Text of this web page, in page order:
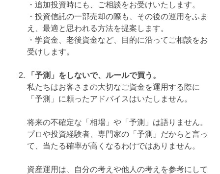
・追加投資時にも、ご相談をお受けいたします。
・投資信託の一部売却の際も、その後の運用をふま
え、最適と思われる方法を提案します。
・学資金、老後資金など、目的に沿ってご相談をお
受けします。
「予測」をしないで、ルールで買う。
私たちはお客さまの大切なご資金を運用する際に
「予測」に頼ったアドバイスはいたしません。
将来の不確定な「相場」や「予測」は語りません。
プロや投資経験者、専門家の「予測」だからと言っ
て、当たる確率が高くなるわけではありません。
資産運用は、自分の考えや他人の考えを参考にして